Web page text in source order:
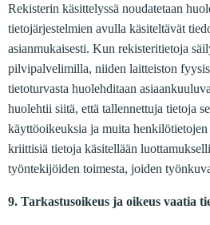
Rekisterin käsittelyssä noudatetaan
tietojärjestelmien avulla käsiteltävät
asianmukaisesti. Kun rekisteritietoja
pilvipalvelimilla, niiden laitteiston
tietoturvasta huolehditaan
huolehtii siitä, että tallennettuja tietoja
käyttöoikeuksia ja muita
kriittisiä tietoja käsitellään
työntekijöiden toimesta, joiden
9. Tarkastusoikeus ja oikeus vaatia